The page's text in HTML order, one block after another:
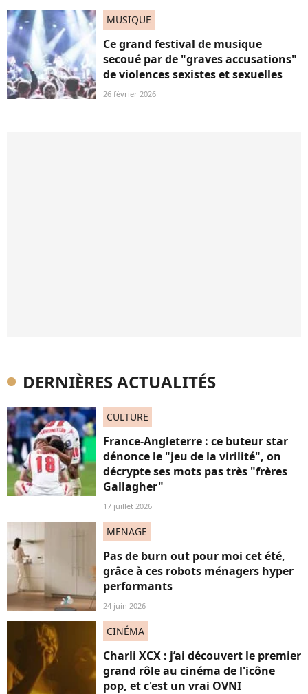
MUSIQUE
Ce grand festival de musique
secoué par de "graves accusations"
de violences sexistes et sexuelles
26 février 2026
DERNIÈRES ACTUALITÉS
CULTURE
France-Angleterre : ce buteur star
dénonce le "jeu de la virilité", on
décrypte ses mots pas très "frères
Gallagher"
17 juillet 2026
MENAGE
Pas de burn out pour moi cet été,
grâce à ces robots ménagers hyper
performants
24 juin 2026
CINÉMA
Charli XCX : j’ai découvert le premier
grand rôle au cinéma de l'icône
pop, et c'est un vrai OVNI